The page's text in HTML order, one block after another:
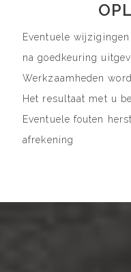
Eventuele
na goedkeuring
Werkzaamheden
Het resultaat met u
Eventuele fouten
afrekening